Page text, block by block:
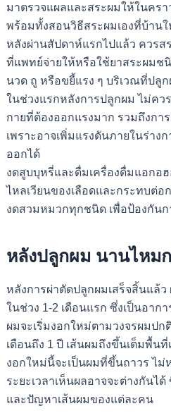
มาตรวจแผลและสระผมให้ในครา
พร้อมทั้งสอนวิธีสระผมเองที่บ้านใ
หลังผ่านสัปดาห์แรกไปแล้ว ควรส
ที่แพทย์จ่ายให้หรือใช้ยาสระผมช
นวด ถู หรือขยี้แรง ๆ บริเวณที่ปลูก
ในช่วงแรกหลังการปลูกผม ไม่คว
กายที่ต้องออกแรงมาก รวมถึงก
เพราะอาจเพิ่มแรงดันภายในร่า
ออกได้
งดสูบบุหรี่และดื่มเครื่องดื่มแอกอ
ไหลเวียนของเลือดและกระทบต่อ
งดสวมหมวกทุกชนิด เพื่อป้องกัน
หลังปลูกผม นานไหม
หลังการผ่าตัดปลูกผมเสร็จสิ้นแล้
ในช่วง 1-2 เดือนแรก ซึ่งเป็นอาก
ผมจะเริ่มงอกใหม่ตามวงจรผมปก
เดือนถึง 1 ปี เส้นผมถึงขึ้นเต็มพื้น
งอกใหม่นี้จะเป็นผมที่ขึ้นถาวร ไม่
ระยะเวลาเห็นผลอาจจะต่างกันไ
และปัญหาเส้นผมของแต่ละคน